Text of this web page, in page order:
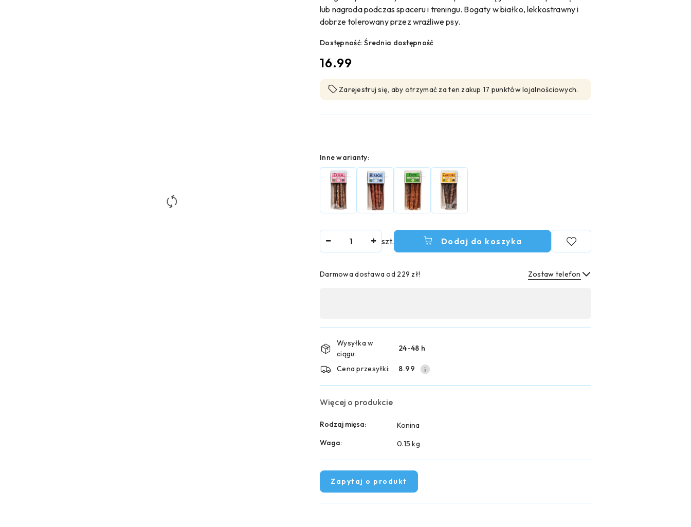
lub nagroda podczas spaceru i treningu. Bogaty w białko, lekkostrawny i
dobrze tolerowany przez wrażliwe psy.
Dostępność:Średnia dostępność
cena:
16.99
Zarejestruj się, aby otrzymać za ten zakup 17 punktów lojalnościowych.
Wariant
Inne warianty:
szt. Dodaj do koszyka
Darmowa dostawa od 229 zł! Zostaw telefon
płatność
i
dostawa
Wysyłka w
ciągu:
24-48 h
Cena przesyłki: 8.99
Więcej o produkcie
Rodzaj mięsa:
Konina
Waga:
0.15 kg
Zapytaj o produkt